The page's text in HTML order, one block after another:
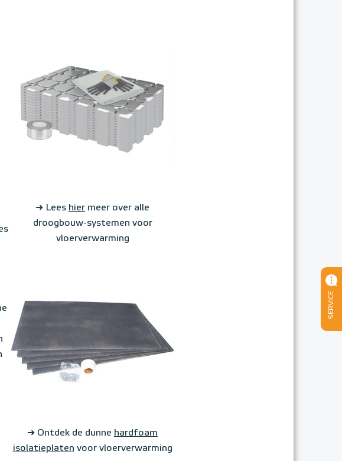
➜ Lees hier meer over alle
droogbouw-systemen voor
vloerverwarming
➜ Ontdek de dunne hardfoam
isolatieplaten voor vloerverwarming
SERVICE